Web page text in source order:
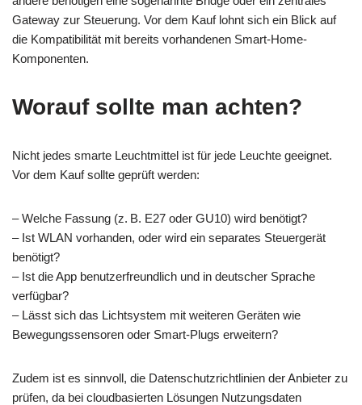
Gateway zur Steuerung. Vor dem Kauf lohnt sich ein Blick auf
die Kompatibilität mit bereits vorhandenen Smart-Home-
Komponenten.
Worauf sollte man achten?
Nicht jedes smarte Leuchtmittel ist für jede Leuchte geeignet.
Vor dem Kauf sollte geprüft werden:
– Welche Fassung (z. B. E27 oder GU10) wird benötigt?
– Ist WLAN vorhanden, oder wird ein separates Steuergerät
benötigt?
– Ist die App benutzerfreundlich und in deutscher Sprache
verfügbar?
– Lässt sich das Lichtsystem mit weiteren Geräten wie
Bewegungssensoren oder Smart-Plugs erweitern?
Zudem ist es sinnvoll, die Datenschutzrichtlinien der Anbieter zu
prüfen, da bei cloudbasierten Lösungen Nutzungsdaten